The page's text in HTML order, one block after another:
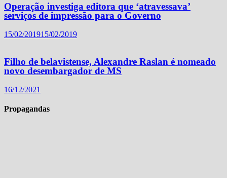
Operação investiga editora que ‘atravessava’
serviços de impressão para o Governo
15/02/201915/02/2019
Filho de belavistense, Alexandre Raslan é nomeado
novo desembargador de MS
16/12/2021
Propagandas